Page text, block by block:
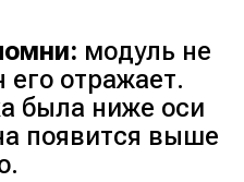
модуль не
его отражает.
была ниже оси
появится выше